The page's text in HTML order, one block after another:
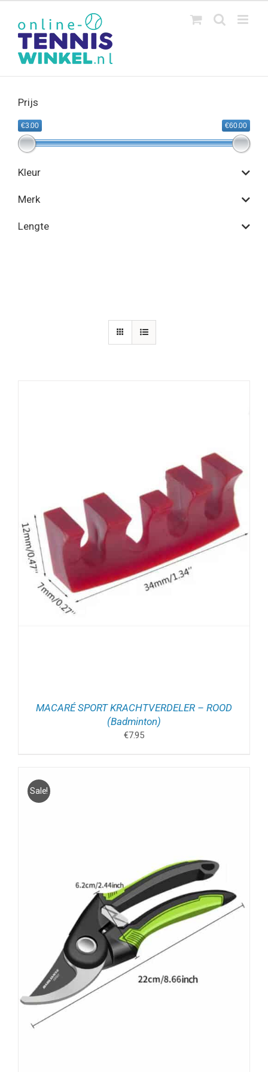
inhoud
MACARÉ SPORT KRACHTVERDELER – ROOD
(Badminton)
€7.95
Sale!
Prijs
€3.00 €60.00
Kleur
Merk
Lengte